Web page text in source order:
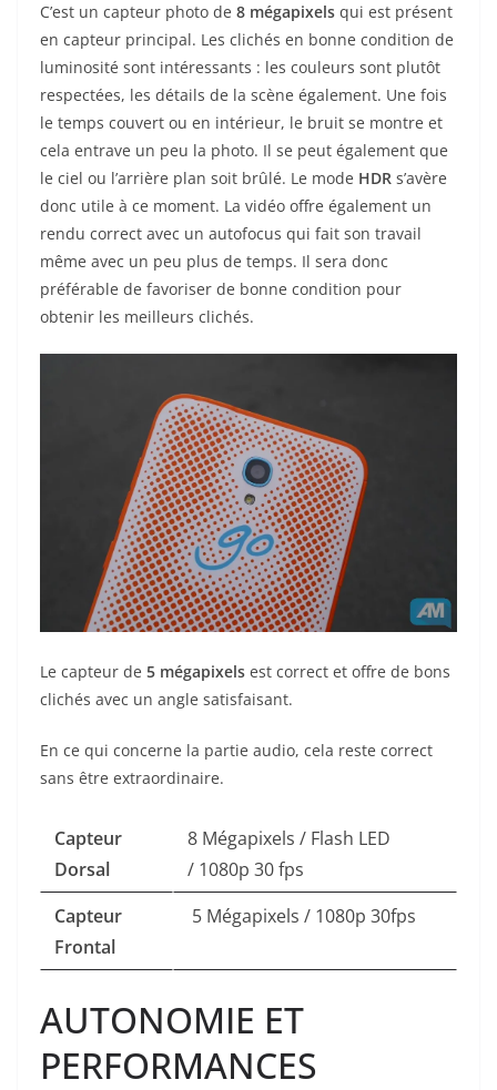
C’est un capteur photo de 8 mégapixels qui est présent
en capteur principal. Les clichés en bonne condition de
luminosité sont intéressants : les couleurs sont plutôt
respectées, les détails de la scène également. Une fois
le temps couvert ou en intérieur, le bruit se montre et
cela entrave un peu la photo. Il se peut également que
le ciel ou l’arrière plan soit brûlé. Le mode HDR s’avère
donc utile à ce moment. La vidéo offre également un
rendu correct avec un autofocus qui fait son travail
même avec un peu plus de temps. Il sera donc
préférable de favoriser de bonne condition pour
obtenir les meilleurs clichés.
Le capteur de 5 mégapixels est correct et offre de bons
clichés avec un angle satisfaisant.
En ce qui concerne la partie audio, cela reste correct
sans être extraordinaire.
Capteur
Dorsal
8 Mégapixels / Flash LED
/ 1080p 30 fps
Capteur
Frontal
5 Mégapixels / 1080p 30fps
AUTONOMIE ET
PERFORMANCES